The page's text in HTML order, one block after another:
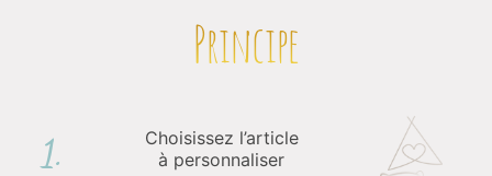
Principe
1.
Choisissez l’article
à personnaliser